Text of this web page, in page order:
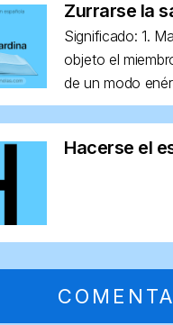
Zurrarse la
Significado: 1.
objeto el
de un modo
Hacerse el